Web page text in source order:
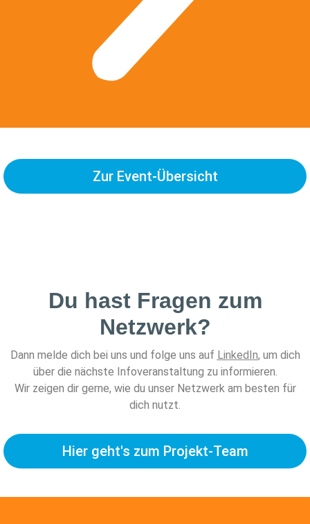
Zur Event-Übersicht
Du hast Fragen zum
Netzwerk?
Dann melde dich bei uns und folge uns auf LinkedIn, um dich
über die nächste Infoveranstaltung zu informieren.
Wir zeigen dir gerne, wie du unser Netzwerk am besten für
dich nutzt.
Hier geht's zum Projekt-Team